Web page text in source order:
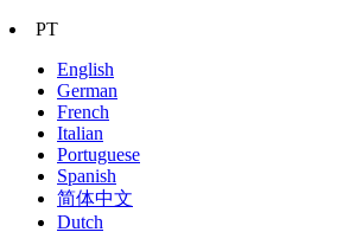
PT
English
German
French
Italian
Portuguese
Spanish
简体中文
Dutch